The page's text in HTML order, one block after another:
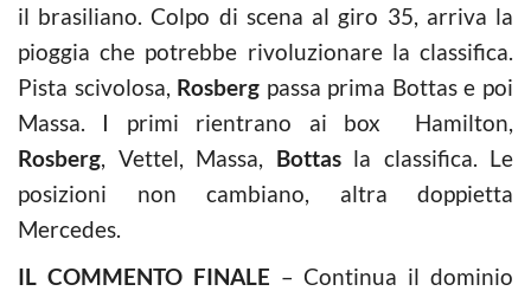
il brasiliano. Colpo di scena al giro 35, arriva la
pioggia che potrebbe rivoluzionare la classifica.
Pista scivolosa, Rosberg passa prima Bottas e poi
Massa. I primi rientrano ai box Hamilton,
Rosberg, Vettel, Massa, Bottasla classifica. Le
posizioni non cambiano, altra doppietta
Mercedes.
IL COMMENTO FINALE – Continua il dominio